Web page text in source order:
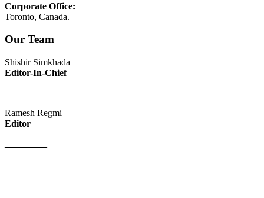
Corporate Office:
Toronto, Canada.
Our Team
Shishir Simkhada
Editor-In-Chief
Ramesh Regmi
Editor